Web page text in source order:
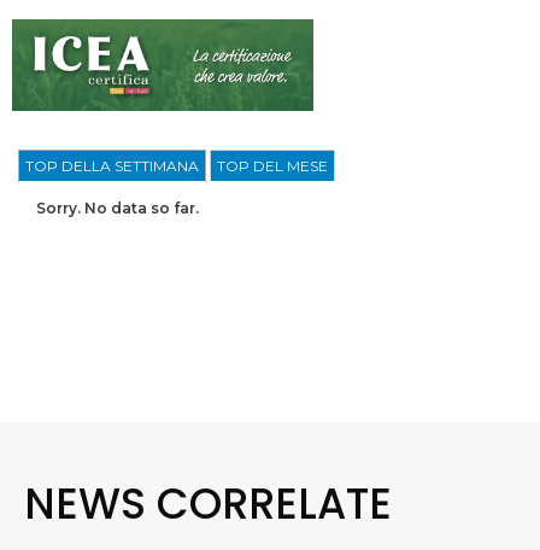
TOP DELLA SETTIMANA TOP DEL MESE
Sorry. No data so far.
NEWS CORRELATE